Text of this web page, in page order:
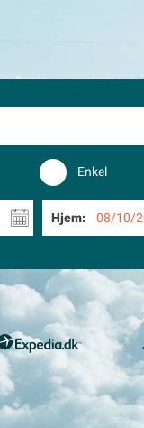
Enkel
Hjem: 08/10/